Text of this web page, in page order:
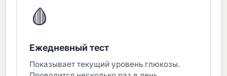
🩸
Ежедневный тест
Показывает текущий уровень глюкозы.